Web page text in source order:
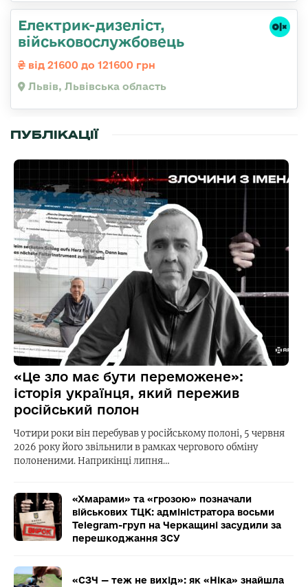
Електрик-дизеліст,
військовослужбовець
від 21600 до 121600 грн
Львів, Львівська область
ПУБЛІКАЦІЇ
«Це зло має бути переможене»:
історія українця, який пережив
російський полон
Чотири роки він перебував у російському полоні, 5 червня
2026 року його звільнили в рамках чергового обміну
полоненими. Наприкінці липня…
«Хмарами» та «грозою» позначали
військових ТЦК: адміністратора восьми
Telegram-груп на Черкащині засудили за
перешкоджання ЗСУ
«СЗЧ — теж не вихід»: як «Ніка» знайшла